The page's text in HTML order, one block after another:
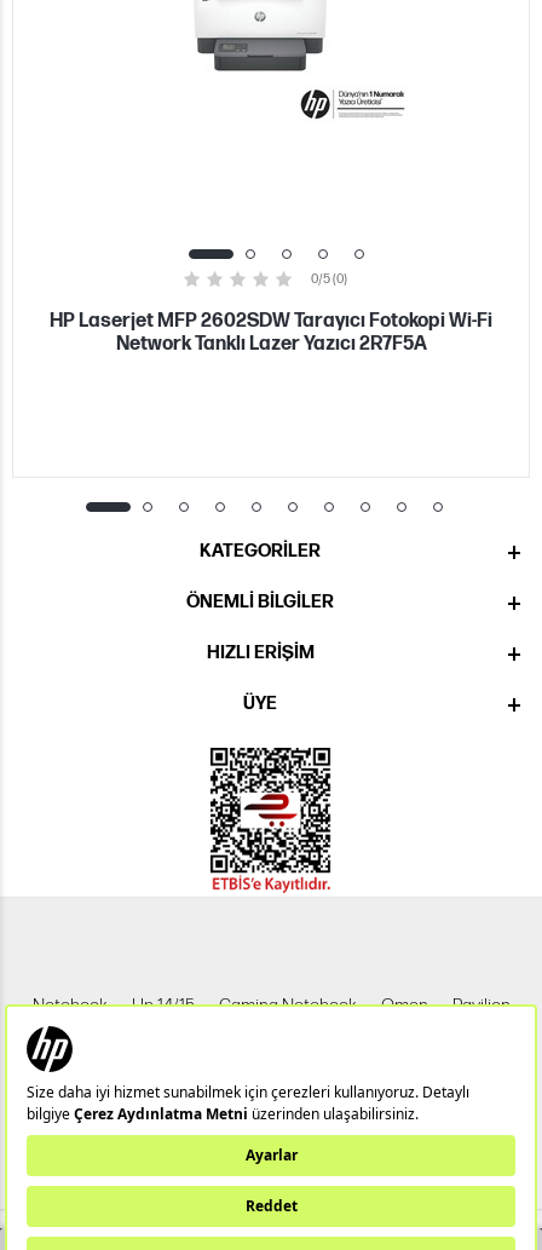
0/5 (0)
HP Laserjet MFP 2602SDW Tarayıcı Fotokopi Wi-Fi
Network Tanklı Lazer Yazıcı 2R7F5A
KATEGORILER
ÖNEMLI BILGILER
HIZLI ERIŞIM
ÜYE
Notebook Hp 14/15 Gaming Notebook Omen Pavilion
Pavilion Gaming
X360 Aero ProDesk HP IPS Monitör HP LED Monitör
Bu web sitesi (hpstore.com.tr) HP Resmi İş Ortağı TUNGSTEN TEKNOLOJİ